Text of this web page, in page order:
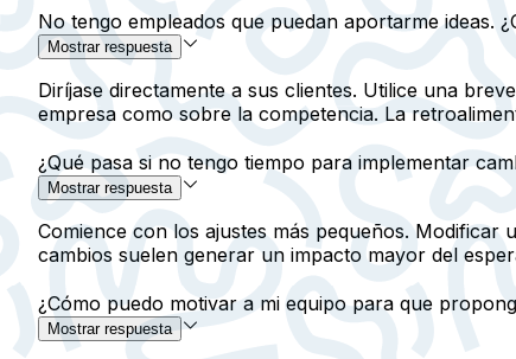
No tengo empleados que puedan aportarme ideas.
Mostrar respuesta
Diríjase directamente a sus clientes. Utilice una
empresa como sobre la competencia. La
¿Qué pasa si no tengo tiempo para implementar
Mostrar respuesta
Comience con los ajustes más pequeños.
cambios suelen generar un impacto mayor del
¿Cómo puedo motivar a mi equipo para que
Mostrar respuesta